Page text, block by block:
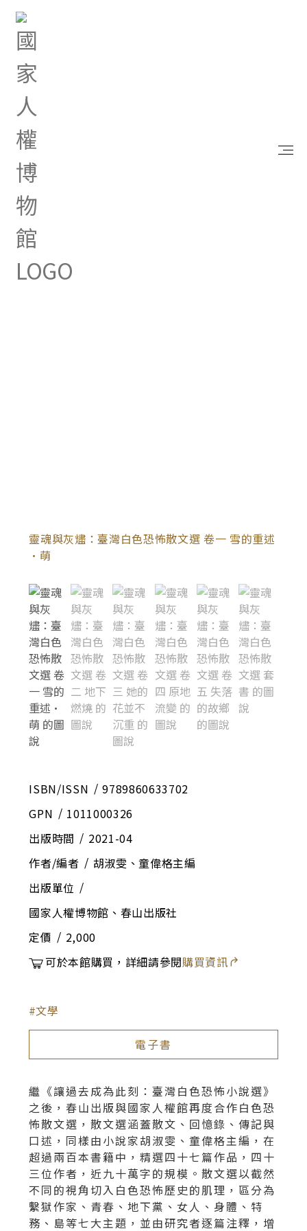
首頁
靈魂與灰燼：臺灣白色恐怖散文
選 套書
靈魂與灰燼：臺灣白色恐怖散文選 卷一 雪的重述
•萌
ISBN/ISSN
9789860633702
GPN
1011000326
出版時間
2021-04
作者/編者
胡淑雯、童偉格主編
出版單位
國家人權博物館、春山出版社
定價
2,000
可於本館購買，詳細請參閱購買資訊
文學
電子書
繼《讓過去成為此刻：臺灣白色恐怖小說選》
之後，春山出版與國家人權館再度合作白色恐
怖散文選，散文選涵蓋散文、回憶錄、傳記與
口述，同樣由小說家胡淑雯、童偉格主編，在
超過兩百本書籍中，精選四十七篇作品，四十
三位作者，近九十萬字的規模。散文選以截然
不同的視角切入白色恐怖歷史的肌理，區分為
繫獄作家、青春、地下黨、女人、身體、特
務、島等七大主題，並由研究者逐篇注釋，增